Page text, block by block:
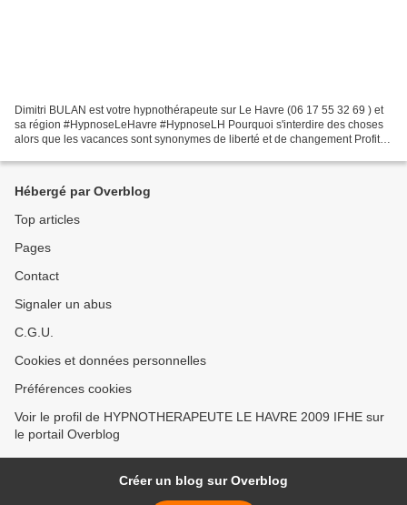
Dimitri BULAN est votre hypnothérapeute sur Le Havre (06 17 55 32 69 ) et
sa région #HypnoseLeHavre #HypnoseLH Pourquoi s'interdire des choses
alors que les vacances sont synonymes de liberté et de changement Profitez
Hébergé par Overblog
Top articles
Pages
Contact
Signaler un abus
C.G.U.
Cookies et données personnelles
Préférences cookies
Voir le profil de HYPNOTHERAPEUTE LE HAVRE 2009 IFHE sur
le portail Overblog
Créer un blog sur Overblog